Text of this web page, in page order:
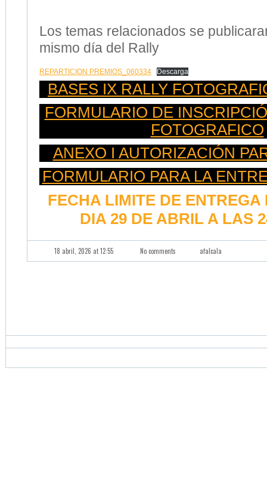
Los temas relacionados se
mismo día del Rally
REPARTICION PREMIOS_060334 Descarga
BASES IX RALLY
FORMULARIO DE
FOTOGRAFICO
ANEXO I AUTORIZACIÓN
FORMULARIO PARA LA
FECHA LIMITE DE ENTREGA
DIA 29 DE ABRIL A LAS
18 abril, 2026 at 12:55 No comments afalcala